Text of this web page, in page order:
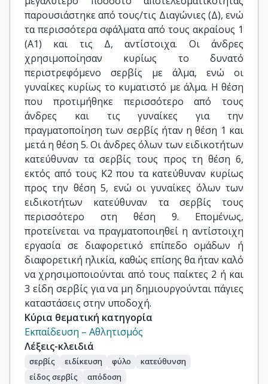
παρουσιάστηκε από τους/τις Διαγώνιες (Δ), ενώ
τα περισσότερα σφάλματα από τους ακραίους 1
(Α1) και τις Δ, αντίστοιχα. Οι άνδρες
χρησιμοποίησαν κυρίως το δυνατό
περιστρεφόμενο σερβίς με άλμα, ενώ οι
γυναίκες κυρίως το κυματιστό με άλμα. Η θέση
που προτιμήθηκε περισσότερο από τους
άνδρες και τις γυναίκες για την
πραγματοποίηση των σερβίς ήταν η θέση 1 και
μετά η θέση 5. Οι άνδρες όλων των ειδικοτήτων
κατεύθυναν τα σερβίς τους προς τη θέση 6,
εκτός από τους Κ2 που τα κατεύθυναν κυρίως
προς την θέση 5, ενώ οι γυναίκες όλων των
ειδικοτήτων κατεύθυναν τα σερβίς τους
περισσότερο στη θέση 9. Επομένως,
προτείνεται να πραγματοποιηθεί η αντίστοιχη
εργασία σε διαφορετικό επίπεδο ομάδων ή
διαφορετική ηλικία, καθώς επίσης θα ήταν καλό
να χρησιμοποιούνται από τους παίκτες 2 ή και
3 είδη σερβίς για να μη δημιουργούνται πάγιες
καταστάσεις στην υποδοχή.
Κύρια θεματική κατηγορία
Εκπαίδευση – Αθλητισμός
Λέξεις-κλειδιά
σερβίς ειδίκευση φύλο
κατεύθυνση
είδος σερβίς
απόδοση